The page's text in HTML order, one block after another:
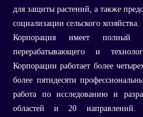
для защиты растений, а также
социализации сельского хозяйства.
Корпорация имеет полный
перерабатывающего и
Корпорации работает более
более пятидесяти
работа по исследованию и
областей и 20 направлений.